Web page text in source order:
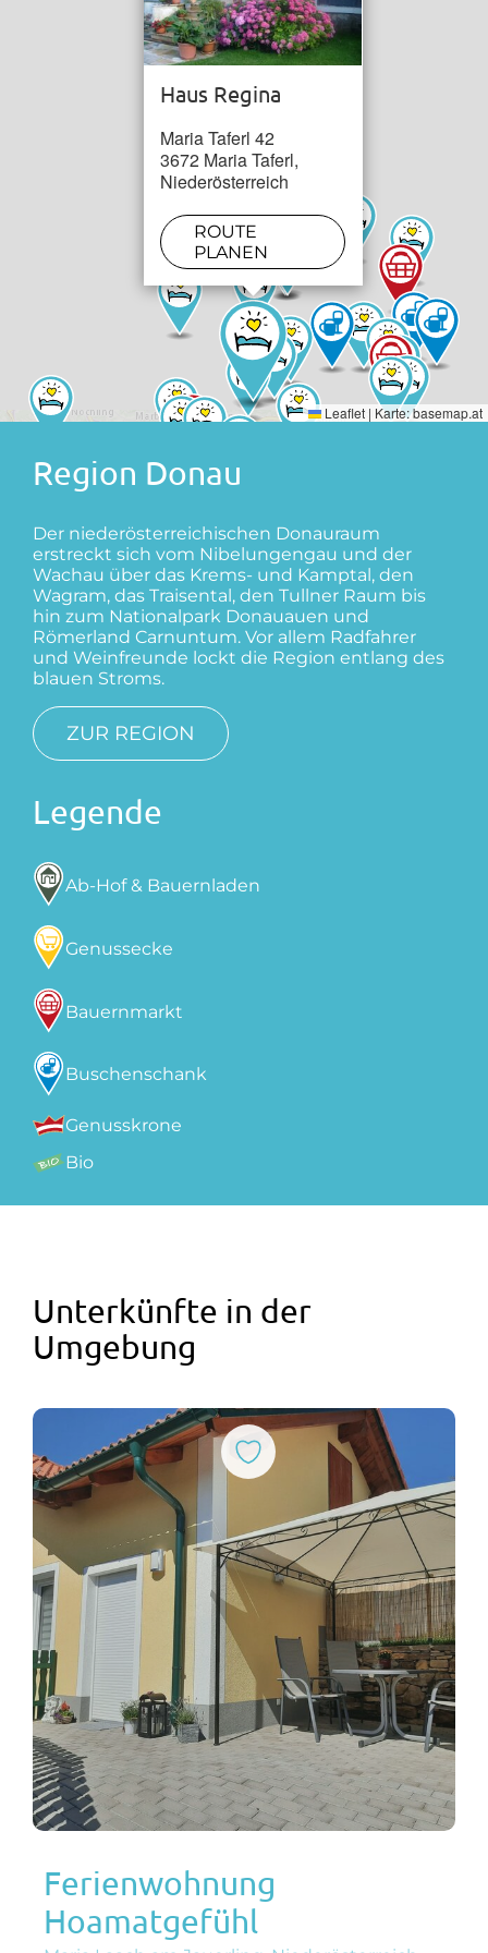
Haus Regina
Maria Taferl 42
3672 Maria Taferl,
Niederösterreich
ROUTE
PLANEN
Leaflet | Karte:basemap.at
Region Donau
Der niederösterreichischen Donauraum
erstreckt sich vom Nibelungengau und der
Wachau über das Krems- und Kamptal, den
Wagram, das Traisental, den Tullner Raum bis
hin zum Nationalpark Donauauen und
Römerland Carnuntum. Vor allem Radfahrer
und Weinfreunde lockt die Region entlang des
blauen Stroms.
ZUR REGION
Legende
Ab-Hof & Bauernladen
Genussecke
Bauernmarkt
Buschenschank
Genusskrone
Bio
Unterkünfte in der
Umgebung
Ferienwohnung
Hoamatgefühl